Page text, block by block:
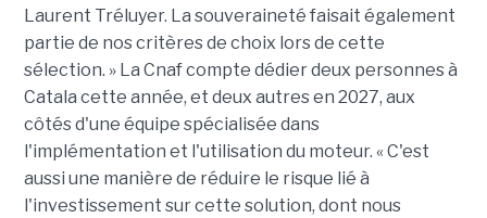
Laurent Tréluyer. La souveraineté faisait également
partie de nos critères de choix lors de cette
sélection. » La Cnaf compte dédier deux personnes à
Catala cette année, et deux autres en 2027, aux
côtés d'une équipe spécialisée dans
l'implémentation et l'utilisation du moteur. « C'est
aussi une manière de réduire le risque lié à
l'investissement sur cette solution, dont nous